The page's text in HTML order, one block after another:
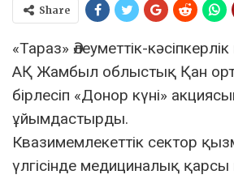
Share
«Тараз» Әлеуметтік-
АҚ Жамбыл облыстық Қан
бірлесіп «Донор күні»
ұйымдастырды.
Квазимемлекеттік сектор
үлгісінде медициналық қарсы